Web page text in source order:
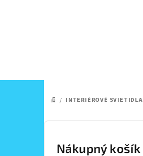
DOMOV
/ INTERIÉROVÉ SVIETIDLA
B
Nákupný košík